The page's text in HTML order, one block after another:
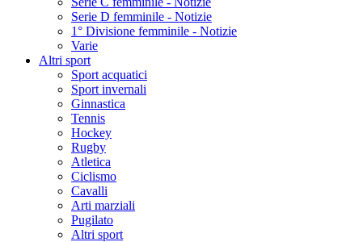
Serie D femminile - Notizie
1° Divisione femminile - Notizie
Varie
Altri sport
Sport acquatici
Sport invernali
Ginnastica
Tennis
Hockey
Rugby
Atletica
Ciclismo
Cavalli
Arti marziali
Pugilato
Altri sport